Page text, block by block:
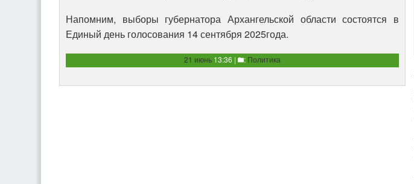
Напомним, выборы губернатора Архангельской области состоятся в
Единый день голосования 14 сентября 2025года.
21 июнь 13:36 | : Политика